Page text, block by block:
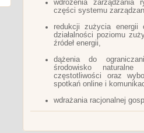
wdrożenia zarządzania
części systemu
redukcji zużycia energii
działalności poziomu
źródeł energii,
dążenia do
środowisko
częstotliwości oraz
spotkań online i
wdrażania racjonalnej